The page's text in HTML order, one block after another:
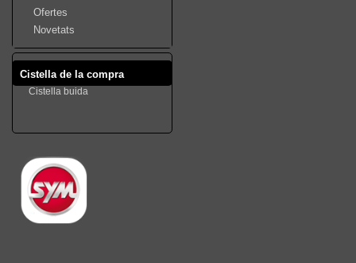
Ofertes
Novetats
Cistella de la compra
Cistella buida